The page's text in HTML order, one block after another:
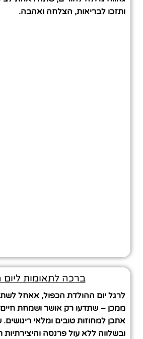
ותזכו לבריאות, הצלחה ואהבה.
ברכה לתאומות ליום
לרגל יום ההולדת הכפול, אאחל
ממכן – שתדעו רק אושר ושמחת חיים.
אתכן למחוזות טובים ומלאי
ובשלווה ללא עול פרנסה